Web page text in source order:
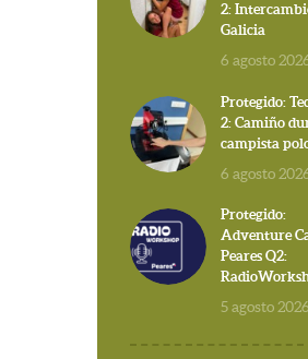
2:
Galicia
6 agosto
Protegido:
2: Camiño
campista
6 agosto
Protegido:
Adventure
Peares Q2:
5 agosto 2026